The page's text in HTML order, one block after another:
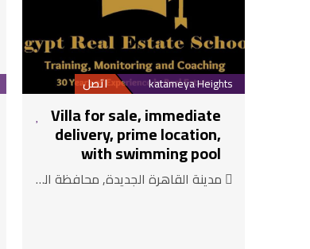
katameya Heights اتصل
Villa for sale, immediate
delivery, prime location,
with swimming pool
مدينة القاهرة الجديدة, محافظة القاهرة